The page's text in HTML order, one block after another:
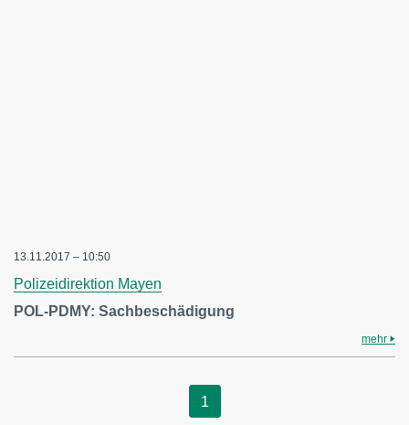
13.11.2017 – 10:50
Polizeidirektion Mayen
POL-PDMY: Sachbeschädigung
mehr
1